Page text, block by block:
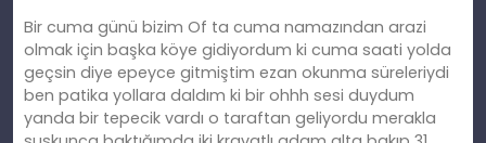
Bir cuma günü bizim Of ta cuma namazından arazi
olmak için başka köye gidiyordum ki cuma saati yolda
geçsin diye epeyce gitmiştim ezan okunma süreleriydi
ben patika yollara daldım ki bir ohhh sesi duydum
yanda bir tepecik vardı o taraftan geliyordu merakla